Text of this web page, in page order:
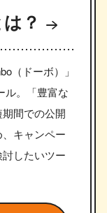
？
（ドーボ）」
ル。「豊富な
間での公開
キャンペー
したいツー